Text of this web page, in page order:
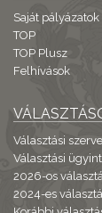
Saját pályázatok
TOP
TOP Plusz
Felhívások
Választási
Választási
2026-os
2024-es